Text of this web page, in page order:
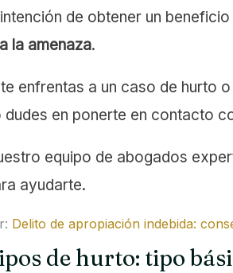
de obtener un
la amenaza.
enfrentas a un caso de hurto
dudes en ponerte en contacto
equipo de abogados
ayudarte.
Delito de apropiación indebida:
de hurto: tipo